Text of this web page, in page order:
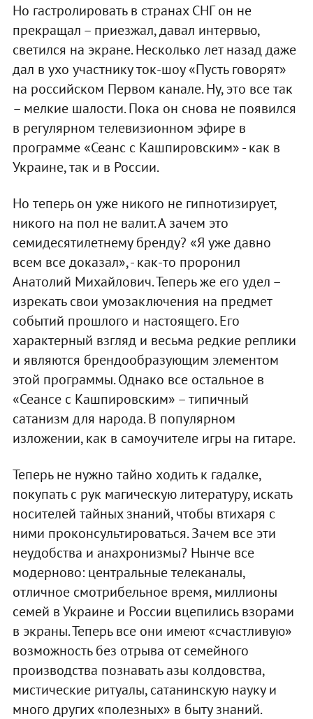
Но гастролировать в странах СНГ он не
прекращал – приезжал, давал интервью,
светился на экране. Несколько лет назад даже
дал в ухо участнику ток-шоу «Пусть говорят»
на российском Первом канале. Ну, это все так
– мелкие шалости. Пока он снова не появился
в регулярном телевизионном эфире в
программе «Сеанс с Кашпировским» - как в
Украине, так и в России.
Но теперь он уже никого не гипнотизирует,
никого на пол не валит. А зачем это
семидесятилетнему бренду? «Я уже давно
всем все доказал», - как-то проронил
Анатолий Михайлович. Теперь же его удел –
изрекать свои умозаключения на предмет
событий прошлого и настоящего. Его
характерный взгляд и весьма редкие реплики
и являются брендообразующим элементом
этой программы. Однако все остальное в
«Сеансе с Кашпировским» – типичный
сатанизм для народа. В популярном
изложении, как в самоучителе игры на гитаре.
Теперь не нужно тайно ходить к гадалке,
покупать с рук магическую литературу, искать
носителей тайных знаний, чтобы втихаря с
ними проконсультироваться. Зачем все эти
неудобства и анахронизмы? Нынче все
модерново: центральные телеканалы,
отличное смотрибельное время, миллионы
семей в Украине и России вцепились взорами
в экраны. Теперь все они имеют «счастливую»
возможность без отрыва от семейного
производства познавать азы колдовства,
мистические ритуалы, сатанинскую науку и
много других «полезных» в быту знаний.